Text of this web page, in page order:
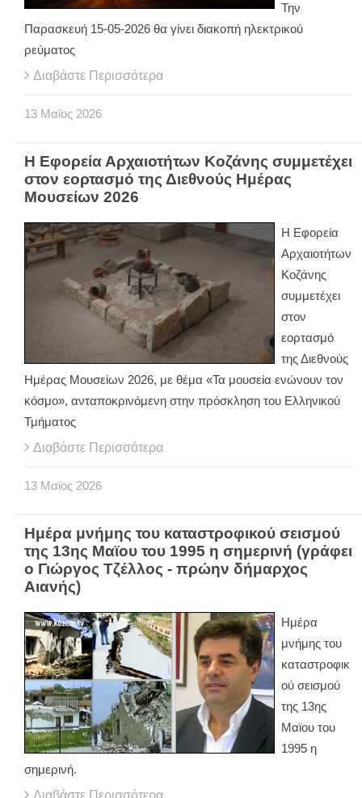
Την
Παρασκευή 15-05-2026 θα γίνει διακοπή ηλεκτρικού
ρεύματος
Διαβάστε Περισσότερα
13 Μαϊος 2026
Η Εφορεία Αρχαιοτήτων Κοζάνης συμμετέχει
στον εορτασμό της Διεθνούς Ημέρας
Μουσείων 2026
Η Εφορεία
Αρχαιοτήτων
Κοζάνης
συμμετέχει
στον
εορτασμό
της Διεθνούς
Ημέρας Μουσείων 2026, με θέμα «Τα μουσεία ενώνουν τον
κόσμο», ανταποκρινόμενη στην πρόσκληση του Ελληνικού
Τμήματος
Διαβάστε Περισσότερα
13 Μαϊος 2026
Ημέρα μνήμης του καταστροφικού σεισμού
της 13ης Μαϊου του 1995 η σημερινή (γράφει
ο Γιώργος Τζέλλος - πρώην δήμαρχος
Αιανής)
Ημέρα
μνήμης του
καταστροφικ
ού σεισμού
της 13ης
Μαϊου του
1995 η
σημερινή.
Διαβάστε Περισσότερα